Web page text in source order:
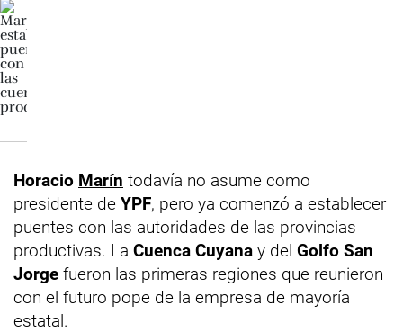
Horacio Marín todavía no asume como
presidente de YPF, pero ya comenzó a establecer
puentes con las autoridades de las provincias
productivas. La Cuenca Cuyana y del Golfo San
Jorge fueron las primeras regiones que reunieron
con el futuro pope de la empresa de mayoría
estatal.